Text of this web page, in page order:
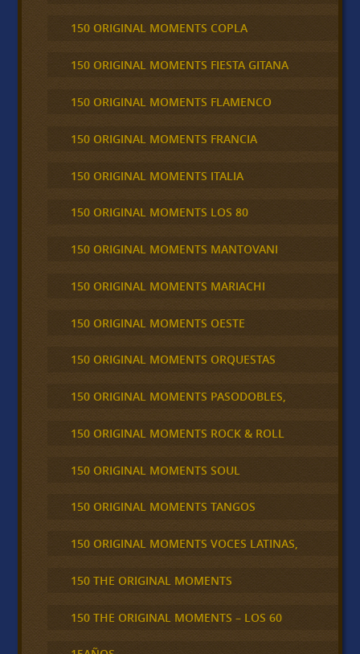
150 ORIGINAL MOMENTS COPLA
150 ORIGINAL MOMENTS FIESTA GITANA
150 ORIGINAL MOMENTS FLAMENCO
150 ORIGINAL MOMENTS FRANCIA
150 ORIGINAL MOMENTS ITALIA
150 ORIGINAL MOMENTS LOS 80
150 ORIGINAL MOMENTS MANTOVANI
150 ORIGINAL MOMENTS MARIACHI
150 ORIGINAL MOMENTS OESTE
150 ORIGINAL MOMENTS ORQUESTAS
150 ORIGINAL MOMENTS PASODOBLES,
150 ORIGINAL MOMENTS ROCK & ROLL
150 ORIGINAL MOMENTS SOUL
150 ORIGINAL MOMENTS TANGOS
150 ORIGINAL MOMENTS VOCES LATINAS,
150 THE ORIGINAL MOMENTS
150 THE ORIGINAL MOMENTS – LOS 60